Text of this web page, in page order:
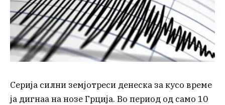
Серија силни земјотреси денеска за кусо време
ја дигнаа на нозе Грција. Во период од само 10